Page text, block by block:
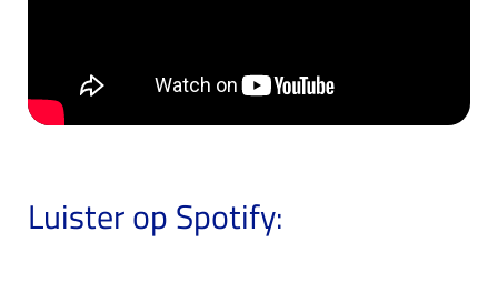
Luister op Spotify: